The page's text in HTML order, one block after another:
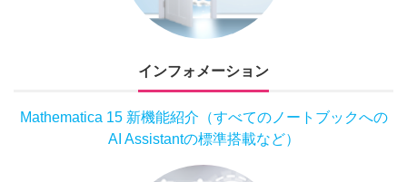
インフォメーション
Mathematica 15 新機能紹介（すべてのノートブックへの
AI Assistantの標準搭載など）